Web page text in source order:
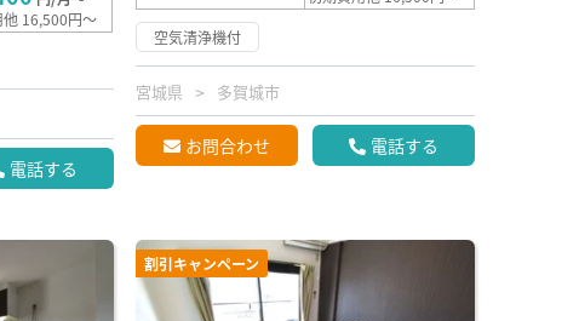
16,500円～
電話する
空気清浄機付
宮城県 多賀城市
お問合わせ 電話する
割引キャンペーン